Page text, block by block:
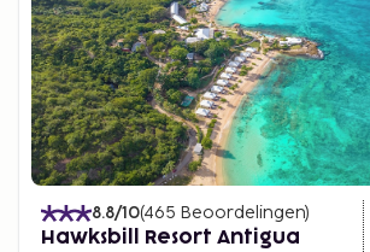
8.8/10(465 Beoordelingen)
Hawksbill Resort Antigua